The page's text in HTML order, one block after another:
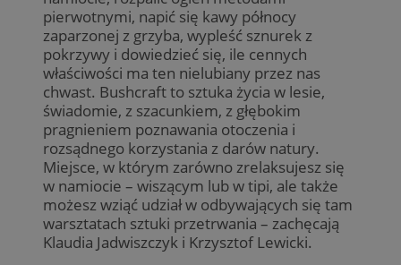
pierwotnymi, napić się kawy północy
zaparzonej z grzyba, wypleść sznurek z
pokrzywy i dowiedzieć się, ile cennych
właściwości ma ten nielubiany przez nas
chwast. Bushcraft to sztuka życia w lesie,
świadomie, z szacunkiem, z głębokim
pragnieniem poznawania otoczenia i
rozsądnego korzystania z darów natury.
Miejsce, w którym zarówno zrelaksujesz się
w namiocie – wiszącym lub w tipi, ale także
możesz wziąć udział w odbywających się tam
warsztatach sztuki przetrwania – zachęcają
Klaudia Jadwiszczyk i Krzysztof Lewicki.